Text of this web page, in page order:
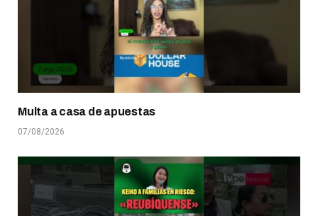
Multa a casa de apuestas
07/08/2026